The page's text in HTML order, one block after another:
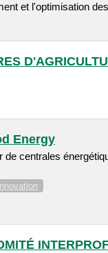
et l'optimisation
Energy
de centrales